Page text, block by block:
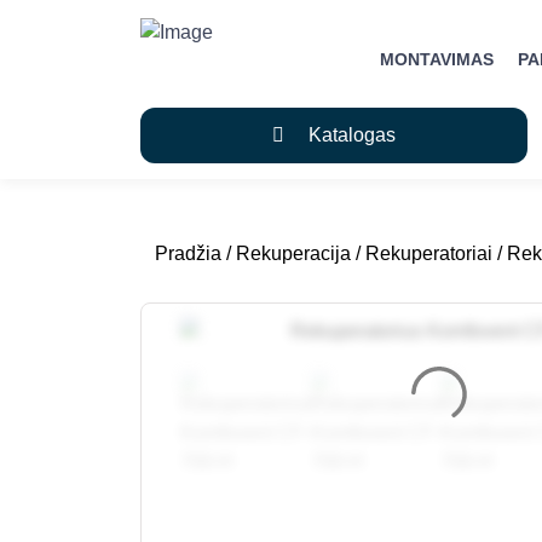
MONTAVIMAS
Katalogas
Pradžia / Rekuperacija / Rekuperatoriai /